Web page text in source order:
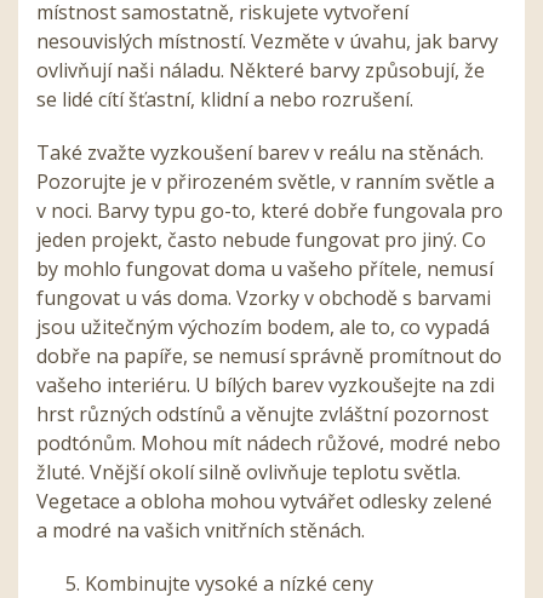
místnost samostatně, riskujete vytvoření
nesouvislých místností. Vezměte v úvahu, jak barvy
ovlivňují naši náladu. Některé barvy způsobují, že
se lidé cítí šťastní, klidní a nebo rozrušení.
Také zvažte vyzkoušení barev v reálu na stěnách.
Pozorujte je v přirozeném světle, v ranním světle a
v noci. Barvy typu go-to, které dobře fungovala pro
jeden projekt, často nebude fungovat pro jiný. Co
by mohlo fungovat doma u vašeho přítele, nemusí
fungovat u vás doma. Vzorky v obchodě s barvami
jsou užitečným výchozím bodem, ale to, co vypadá
dobře na papíře, se nemusí správně promítnout do
vašeho interiéru. U bílých barev vyzkoušejte na zdi
hrst různých odstínů a věnujte zvláštní pozornost
podtónům. Mohou mít nádech růžové, modré nebo
žluté. Vnější okolí silně ovlivňuje teplotu světla.
Vegetace a obloha mohou vytvářet odlesky zelené
a modré na vašich vnitřních stěnách.
Kombinujte vysoké a nízké ceny